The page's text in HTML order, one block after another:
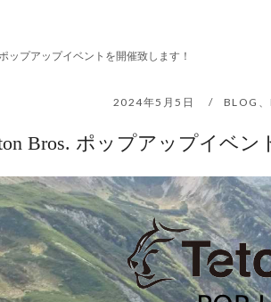
ップアップイベントを開催致します！
2024年5月5日 BLOG 、
Bros. ポップアップイベン